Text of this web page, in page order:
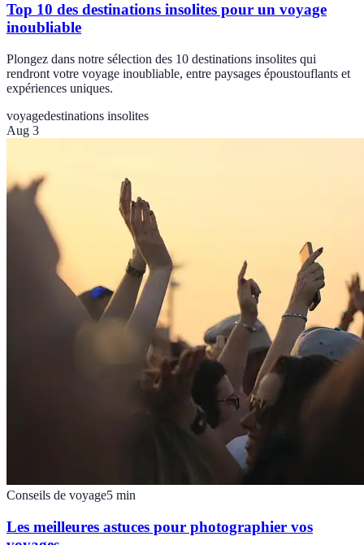
Top 10 des destinations insolites pour un voyage
inoubliable
Plongez dans notre sélection des 10 destinations insolites qui
rendront votre voyage inoubliable, entre paysages époustouflants et
expériences uniques.
voyagedestinations insolites
Aug 3
Conseils de voyage5 min
Les meilleures astuces pour photographier vos